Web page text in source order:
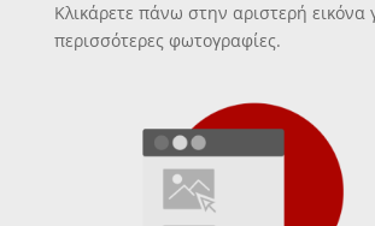
Κλικάρετε πάνω στην αριστερή εικόνα
περισσότερες φωτογραφίες.